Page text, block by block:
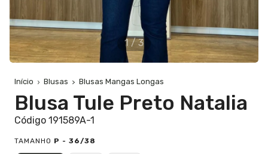
1/3
Início Blusas Blusas Mangas Longas
Blusa Tule Preto Natalia
Código 191589A-1
TAMANHO P - 36/38